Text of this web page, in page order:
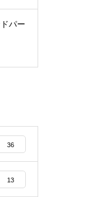
ウ
パー
36
13